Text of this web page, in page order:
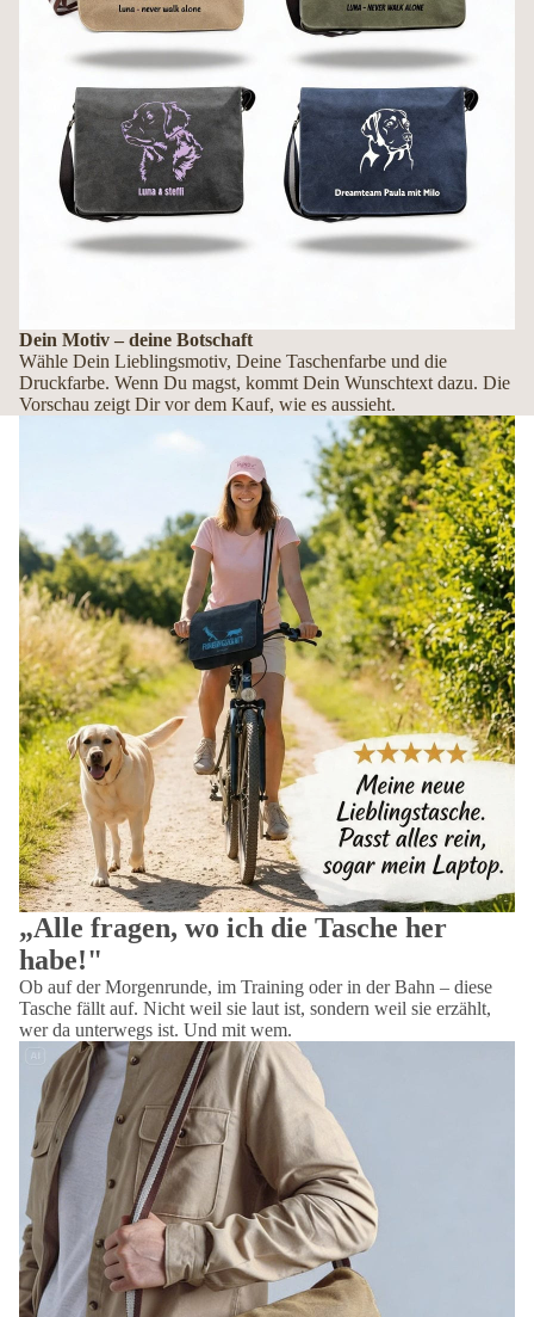
Dein Motiv – deine Botschaft
Wähle Dein Lieblingsmotiv, Deine Taschenfarbe und die
Druckfarbe. Wenn Du magst, kommt Dein Wunschtext dazu. Die
Vorschau zeigt Dir vor dem Kauf, wie es aussieht.
„Alle fragen, wo ich die Tasche her
habe!"
Ob auf der Morgenrunde, im Training oder in der Bahn – diese
Tasche fällt auf. Nicht weil sie laut ist, sondern weil sie erzählt,
wer da unterwegs ist. Und mit wem.